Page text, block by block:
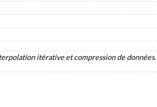
itérative et compression de données.